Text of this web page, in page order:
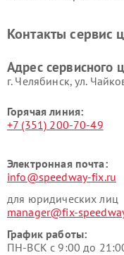
Контакты сервис
Адрес сервисного
г. Челябинск, ул.
Горячая линия:
+7 (351) 200-70-49
Электронная почта:
info@speedway-fix.ru
для юридических лиц
manager@fix-
График работы:
ПН-ВСК с 9:00 до